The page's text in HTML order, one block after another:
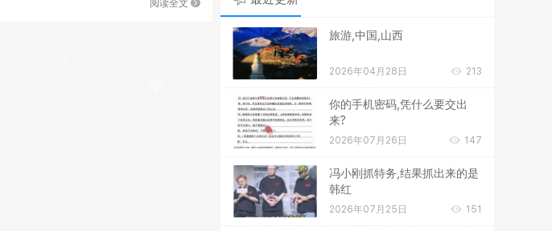
旅游,中国,山西
2026年04月28日 213
你的手机密码,凭什么要交出
来?
2026年07月26日 147
冯小刚抓特务,结果抓出来的是
韩红
2026年07月25日 151